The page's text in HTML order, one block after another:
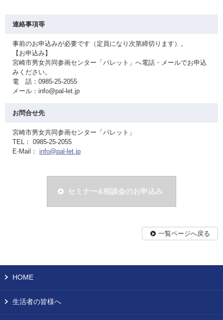
連絡事項等
事前のお申込みが必要です（定員になり次第締切ります）。
【お申込み】
宮崎市男女共同参画センター「パレット」へ電話・メールでお申込
みください。
電 話：0985-25-2055
メール：info@pal-let.jp
お問合せ先
宮崎市男女共同参画センター「パレット」
TEL： 0985-25-2055
E-Mail： info@pal-let.jp
セミナー&相談会のお申込み
一覧ページへ戻る
HOME
生活者の皆様へ